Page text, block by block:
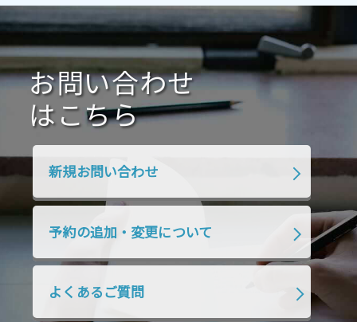
2021年1月 2020年12月 2020年11月
2020年10月 2020年9月 2020年8月
2020年7月 2020年6月 2020年5月
2020年4月 2020年3月 2020年2月
2019年10月 2019年9月
2018年7月 2018年6月
お問い合わせ
はこちら
新規お問い合わせ
予約の追加・変更について
よくあるご質問